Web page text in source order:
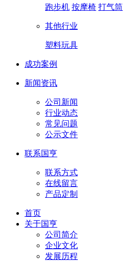
跑步机 按摩椅 打气筒
其他行业
塑料玩具
成功案例
新闻资讯
公司新闻
行业动态
常见问题
公示文件
联系国亨
联系方式
在线留言
产品定制
首页
关于国亨
公司简介
企业文化
发展历程